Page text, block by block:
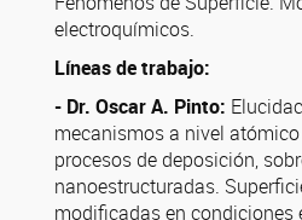
electroquímicos.
Líneas de trabajo:
- Dr. Oscar A. Pinto:
mecanismos a nivel
procesos de deposición,
nanoestructuradas.
modificadas en condiciones